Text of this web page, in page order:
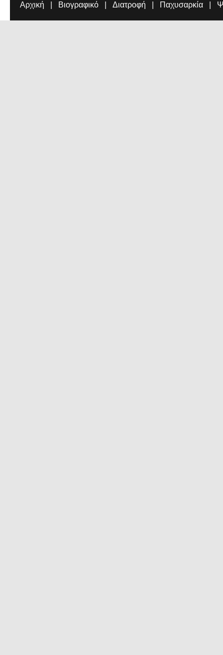
Αρχική Βιογραφικό Διατροφή Παχυσαρκία